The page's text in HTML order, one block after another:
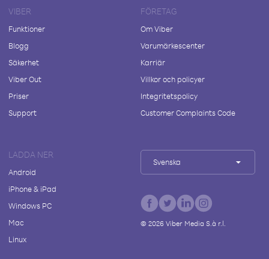
VIBER
Funktioner
Blogg
Säkerhet
Viber Out
Priser
Support
FÖRETAG
Om Viber
Varumärkescenter
Karriär
Villkor och policyer
Integritetspolicy
Customer Complaints Code
LADDA NER
Android
iPhone & iPad
Windows PC
Mac
Linux
Svenska
© 2026Viber Media S.à r.l.